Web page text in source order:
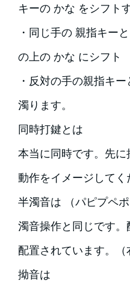
キーの かな をシフト
・同じ手の 親指キー
の上の かな にシフト
・反対の手の親指キ
濁ります。
同時打鍵とは
本当に同時です。先
動作をイメージしてく
半濁音は （パピプペポ
濁音操作と同じです
配置されています。（
拗音は